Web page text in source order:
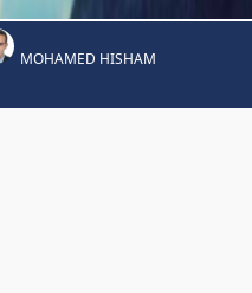
MOHAMED HISHAM